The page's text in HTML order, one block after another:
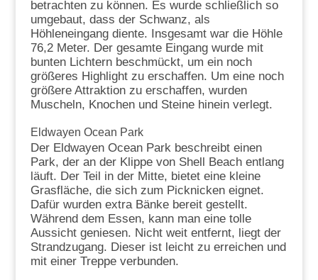
betrachten zu können. Es wurde schließlich so
umgebaut, dass der Schwanz, als
Höhleneingang diente. Insgesamt war die Höhle
76,2 Meter. Der gesamte Eingang wurde mit
bunten Lichtern beschmückt, um ein noch
größeres Highlight zu erschaffen. Um eine noch
größere Attraktion zu erschaffen, wurden
Muscheln, Knochen und Steine hinein verlegt.
Eldwayen Ocean Park
Der Eldwayen Ocean Park beschreibt einen
Park, der an der Klippe von Shell Beach entlang
läuft. Der Teil in der Mitte, bietet eine kleine
Grasfläche, die sich zum Picknicken eignet.
Dafür wurden extra Bänke bereit gestellt.
Während dem Essen, kann man eine tolle
Aussicht geniesen. Nicht weit entfernt, liegt der
Strandzugang. Dieser ist leicht zu erreichen und
mit einer Treppe verbunden.